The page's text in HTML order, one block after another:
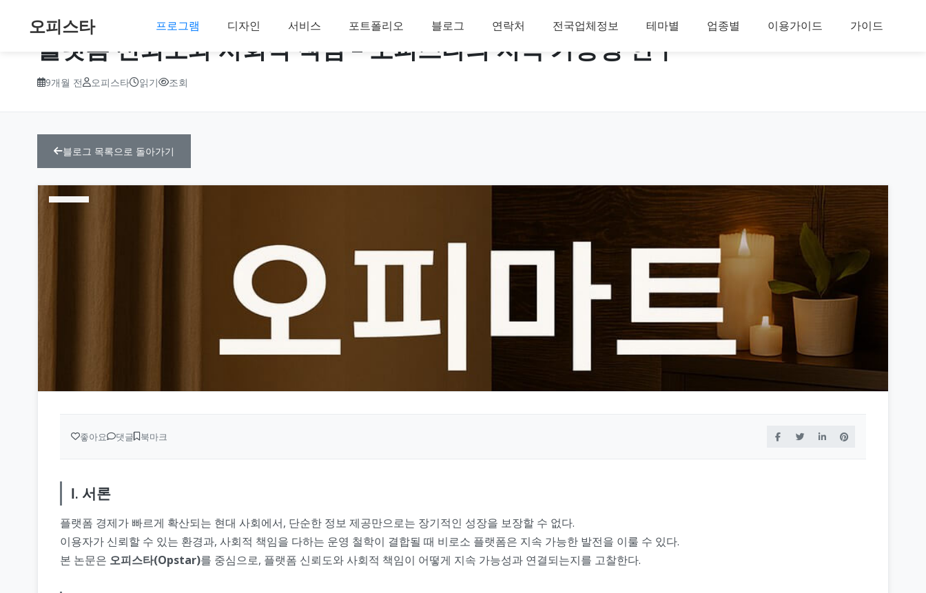
오피스타 프로그램 디자인 서비스 포트폴리오 블로그 연락처 전국업체정보 테마별 업종별 이용가이드 가이드
플랫폼 신뢰도와 사회적 책임 – 오피스타의 지속 가능성 연구
9개월 전 오피스타 읽기 조회
블로그 목록으로 돌아가기
좋아요 댓글 북마크
Ⅰ. 서론
플랫폼 경제가 빠르게 확산되는 현대 사회에서, 단순한 정보 제공만으로는 장기적인 성장을 보장할 수 없다.
이용자가 신뢰할 수 있는 환경과, 사회적 책임을 다하는 운영 철학이 결합될 때 비로소 플랫폼은 지속 가능한 발전을 이룰 수 있다.
본 논문은 오피스타(Opstar)를 중심으로, 플랫폼 신뢰도와 사회적 책임이 어떻게 지속 가능성과 연결되는지를 고찰한다.